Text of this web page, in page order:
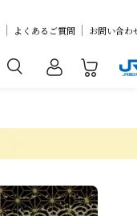
よくあるご質問 お問い合わ